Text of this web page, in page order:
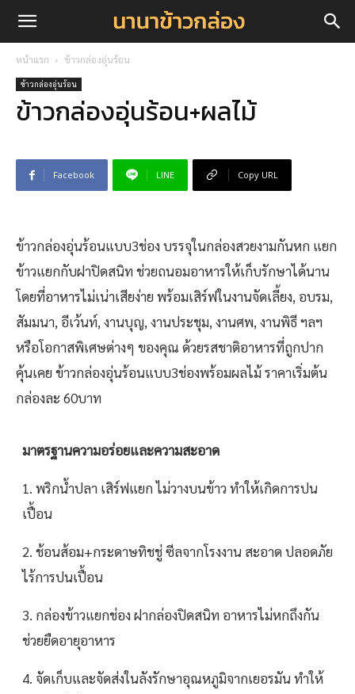
หน้าแรก ข้าวกล่องอุ่นร้อน
ข้าวกล่องอุ่นร้อน
ข้าวกล่องอุ่นร้อน+ผลไม้
Facebook LINE Copy URL
ข้าวกล่องอุ่นร้อนแบบ3ช่อง บรรจุในกล่องสวยงามกันหก แยก
ข้าวแยกกับฝาปิดสนิท ช่วยถนอมอาหารให้เก็บรักษาได้นาน
โดยที่อาหารไม่เน่าเสียง่าย พร้อมเสิร์ฟในงานจัดเลี้ยง, อบรม,
สัมมนา, อีเว้นท์, งานบุญ, งานประชุม, งานศพ, งานพิธี ฯลฯ
หรือโอกาสพิเศษต่างๆ ของคุณ ด้วยรสชาติอาหารที่ถูกปาก
คุ้นเคย ข้าวกล่องอุ่นร้อนแบบ3ช่องพร้อมผลไม้ ราคาเริ่มต้น
กล่องละ 60บาท
มาตรฐานความอร่อยและความสะอาด
1. พริกน้ำปลา เสิร์ฟแยก ไม่วางบนข้าว ทำให้เกิดการปน
เปื้อน
2. ช้อนส้อม+กระดาษทิชชู่ ซีลจากโรงงาน สะอาด ปลอดภัย
ไร้การปนเปื้อน
3. กล่องข้าวแยกช่อง ฝากล่องปิดสนิท อาหารไม่หกถึงกัน
ช่วยยืดอายุอาหาร
4. จัดเก็บและจัดส่งในลังรักษาอุณหภูมิจากเยอรมัน ทำให้